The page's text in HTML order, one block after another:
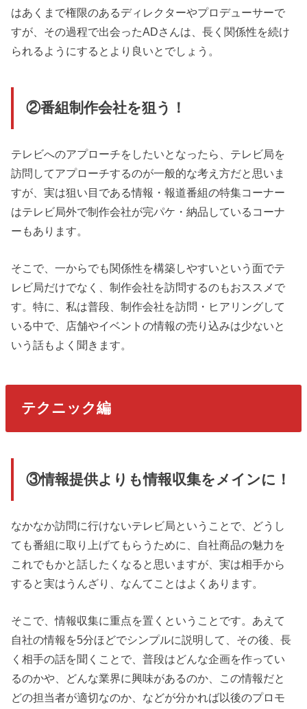
はあくまで権限のあるディレクターやプロデューサーで
すが、その過程で出会ったADさんは、長く関係性を続け
られるようにするとより良いとでしょう。
②番組制作会社を狙う！
テレビへのアプローチをしたいとなったら、テレビ局を
訪問してアプローチするのが一般的な考え方だと思いま
すが、実は狙い目である情報・報道番組の特集コーナー
はテレビ局外で制作会社が完パケ・納品しているコーナ
ーもあります。
そこで、一からでも関係性を構築しやすいという面でテ
レビ局だけでなく、制作会社を訪問するのもおススメで
す。特に、私は普段、制作会社を訪問・ヒアリングして
いる中で、店舗やイベントの情報の売り込みは少ないと
いう話もよく聞きます。
テクニック編
③情報提供よりも情報収集をメインに！
なかなか訪問に行けないテレビ局ということで、どうし
ても番組に取り上げてもらうために、自社商品の魅力を
これでもかと話したくなると思いますが、実は相手から
すると実はうんざり、なんてことはよくあります。
そこで、情報収集に重点を置くということです。あえて
自社の情報を5分ほどでシンプルに説明して、その後、長
く相手の話を聞くことで、普段はどんな企画を作ってい
るのかや、どんな業界に興味があるのか、この情報だと
どの担当者が適切なのか、などが分かれば以後のプロモ